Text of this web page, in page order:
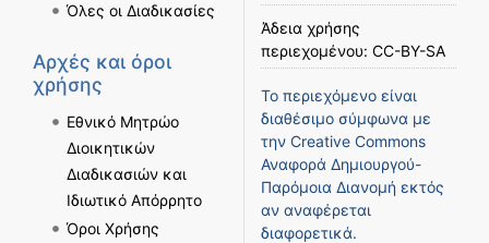
Όλες οι Διαδικασίες
Αρχές και όροι
χρήσης
Εθνικό Μητρώο
Διοικητικών
Διαδικασιών και
Ιδιωτικό Απόρρητο
Όροι Χρήσης
Άδεια χρήσης
περιεχομένου: CC-BY-SA
Το περιεχόμενο είναι
διαθέσιμο σύμφωνα με
την Creative Commons
Αναφορά Δημιουργού-
Παρόμοια Διανομή εκτός
αν αναφέρεται
διαφορετικά.